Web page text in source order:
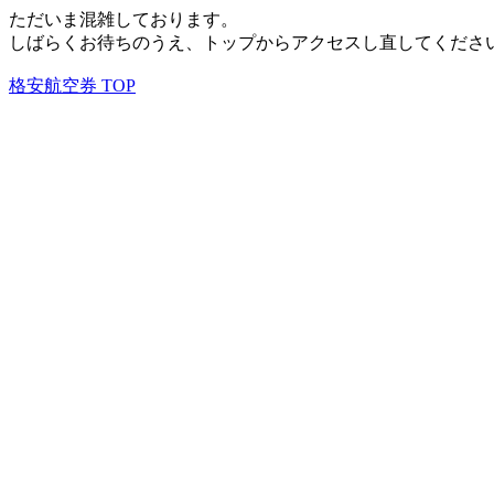
ただいま混雑しております。
しばらくお待ちのうえ、トップからアクセスし直してくださ
格安航空券 TOP